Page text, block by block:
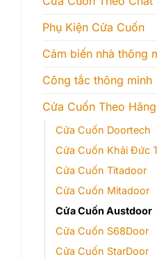
Phụ Kiện Cửa Cuốn
Cảm biến nhà thông
Công tắc thông minh
Cửa Cuốn Theo Hãng
Cửa Cuốn Doortech
Cửa Cuốn Khải Đức
Cửa Cuốn Titadoor
Cửa Cuốn Mitadoor
Cửa Cuốn Austdoor
Cửa Cuốn S68Door
Cửa Cuốn StarDoor